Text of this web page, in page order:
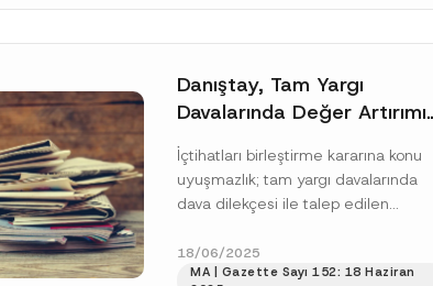
Danıştay, Tam Yargı
Davalarında Değer Artırımı
Halinde Faiz Başlangıç
Tarihine İlişkin İçtihadı
Birleştirme Kararı Verdi
İçtihatları birleştirme kararına konu
uyuşmazlık; tam yargı davalarında
dava dilekçesi ile talep edilen
artırılması talebinde bulunulması
halinde, artırılan kısma yönelik...
18/06/2025
MA | Gazette Sayı 152: 18 Haziran
Ad